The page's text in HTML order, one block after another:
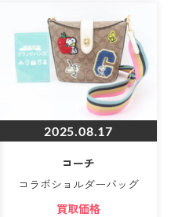
2025.08.17
コーチ
コラボショルダーバッグ
買取価格